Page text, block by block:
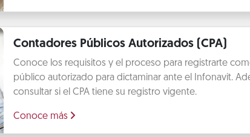
Contadores Públicos Autorizados (CPA)
Conoce los requisitos y el proceso para registrarte
público autorizado para dictaminar ante el Infonavit.
consultar si el CPA tiene su registro vigente.
Conoce más